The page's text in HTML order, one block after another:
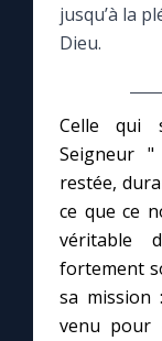
Le magazine
Questions-
Prier au
Avec
jusqu’à la
Dieu.
Celle qui
Seigneur
restée,
ce que ce
véritable
fortement
sa mission
venu pour